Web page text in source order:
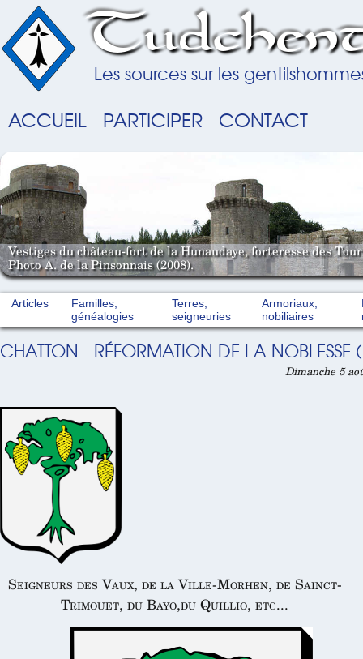
Les sources sur les
ACCUEIL PARTICIPER CONTACT
Vestiges du château-fort de la Hunaudaye, forteresse des
Photo A. de la Pinsonnais (2008).
Articles
Familles,
généalogies
Terres,
seigneuries
Armoriaux,
nobiliaires
CHATTON - RÉFORMATION DE LA NOBLESSE
Dimanche 5
Seigneurs des Vaux, de la Ville-Morhen, de Sainct-
Trimouet, du Bayo,du Quillio, etc...